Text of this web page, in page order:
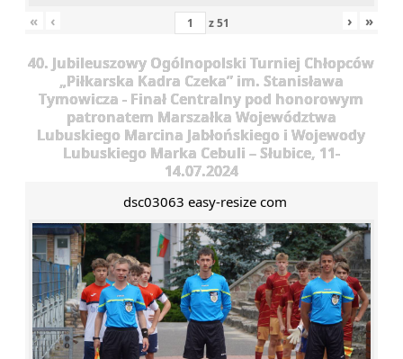
« ‹ z51 › »
40. Jubileuszowy Ogólnopolski Turniej Chłopców
„Piłkarska Kadra Czeka” im. Stanisława
Tymowicza - Finał Centralny pod honorowym
patronatem Marszałka Województwa
Lubuskiego Marcina Jabłońskiego i Wojewody
Lubuskiego Marka Cebuli – Słubice, 11-
14.07.2024
dsc03063 easy-resize com